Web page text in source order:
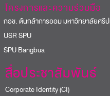
โครงการและความร่วมมือ
ช. ต้นกล้าการออม มหาวิทยาลัยศรี
SPU
Bangbua
สื่อประชาสัมพันธ์
Corporate Identity (CI)